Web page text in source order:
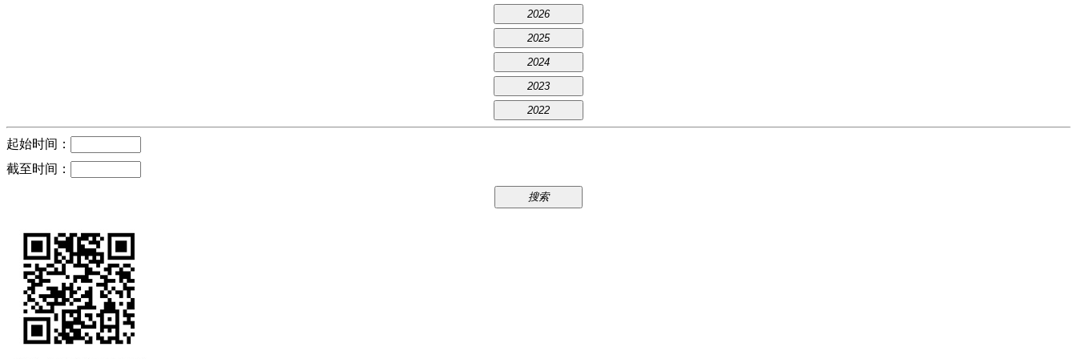
2026
2025
2024
2023
2022
起始时间：
截至时间：
搜索